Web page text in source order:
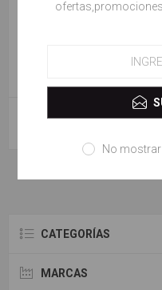
BUTTER BLUSH BROWN BEE 03
CATEGORÍAS
MARCAS
No mostrar